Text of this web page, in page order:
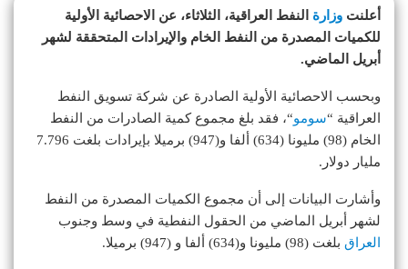
أعلنت وزارة
النفط العراقية، الثلاثاء، عن الاحصائية الأولية
للكميات المصدرة من النفط الخام والإيرادات المتحققة لشهر
أبريل الماضي.
وبحسب الاحصائية الأولية الصادرة عن شركة تسويق النفط
العراقية “سومو“، فقد بلغ مجموع كمية الصادرات من النفط
الخام (98) مليونا (634) ألفا و(947) برميلا بإيرادات بلغت 7.796
مليار دولار.
وأشارت البيانات إلى أن مجموع الكميات المصدرة من النفط
لشهر أبريل الماضي من الحقول النفطية في وسط وجنوب
العراق بلغت (98) مليونا و(634) ألفا و (947) برميلا.